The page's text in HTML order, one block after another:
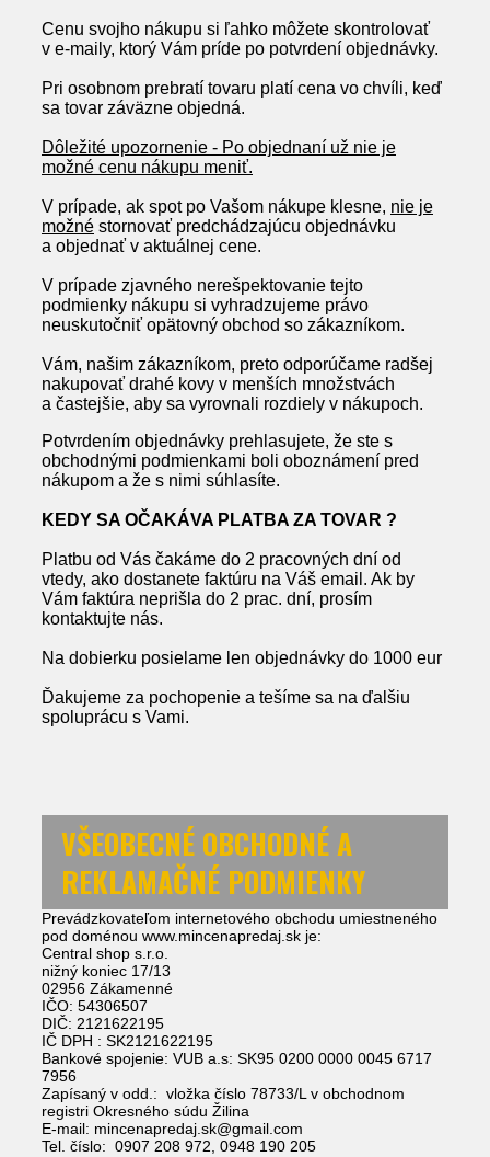
Cenu svojho nákupu si ľahko môžete skontrolovať
v e-maily, ktorý Vám príde po potvrdení objednávky.
Pri osobnom prebratí tovaru platí cena vo chvíli, keď
sa tovar záväzne objedná.
Dôležité upozornenie - Po objednaní už nie je
možné cenu nákupu meniť.
V prípade, ak spot po Vašom nákupe klesne, nie je
možné stornovať predchádzajúcu objednávku
a objednať v aktuálnej cene.
V prípade zjavného nerešpektovanie tejto
podmienky nákupu si vyhradzujeme právo
neuskutočniť opätovný obchod so zákazníkom.
Vám, našim zákazníkom, preto odporúčame radšej
nakupovať drahé kovy v menších množstvách
a častejšie, aby sa vyrovnali rozdiely v nákupoch.
Potvrdením objednávky prehlasujete, že ste s
obchodnými podmienkami boli oboznámení pred
nákupom a že s nimi súhlasíte.
KEDY SA OČAKÁVA PLATBA ZA TOVAR ?
Platbu od Vás čakáme do 2 pracovných dní od
vtedy, ako dostanete faktúru na Váš email. Ak by
Vám faktúra neprišla do 2 prac. dní, prosím
kontaktujte nás.
Na dobierku posielame len objednávky do 1000 eur
Ďakujeme za pochopenie a tešíme sa na ďalšiu
spoluprácu s Vami.
VŠEOBECNÉ OBCHODNÉ A
REKLAMAČNÉ PODMIENKY
Prevádzkovateľom internetového obchodu umiestneného
pod doménou www.mincenapredaj.sk je:
Central shop s.r.o.
nižný koniec 17/13
02956 Zákamenné
IČO: 54306507
DIČ: 2121622195
IČ DPH : SK2121622195
Bankové spojenie: VUB a.s: SK95 0200 0000 0045 6717
7956
Zapísaný v odd.: vložka číslo 78733/L v obchodnom
registri Okresného súdu Žilina
E-mail: mincenapredaj.sk@gmail.com
Tel. číslo: 0907 208 972, 0948 190 205